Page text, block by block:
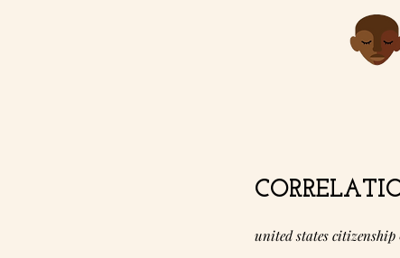
united states